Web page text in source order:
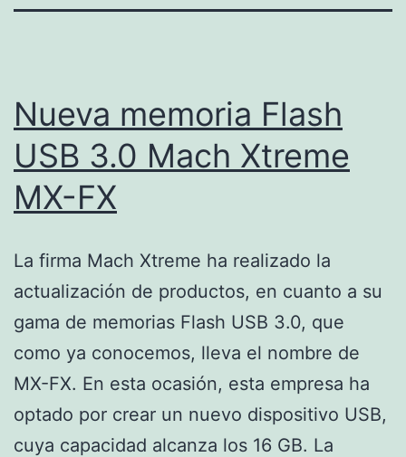
Nueva memoria Flash
USB 3.0 Mach Xtreme
MX-FX
La firma Mach Xtreme ha realizado la
actualización de productos, en cuanto a su
gama de memorias Flash USB 3.0, que
como ya conocemos, lleva el nombre de
MX-FX. En esta ocasión, esta empresa ha
optado por crear un nuevo dispositivo USB,
cuya capacidad alcanza los 16 GB. La